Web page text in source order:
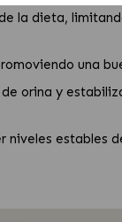
la dieta,
una
orina y
estables